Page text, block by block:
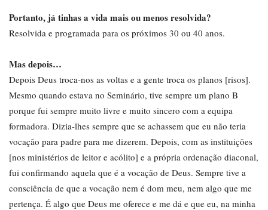
Portanto, já tinhas a vida mais ou menos resolvida?
Resolvida e programada para os próximos 30 ou 40 anos.
Mas depois…
Depois Deus troca-nos as voltas e a gente troca os planos [risos].
Mesmo quando estava no Seminário, tive sempre um plano B
porque fui sempre muito livre e muito sincero com a equipa
formadora. Dizia-lhes sempre que se achassem que eu não teria
vocação para padre para me dizerem. Depois, com as instituições
[nos ministérios de leitor e acólito] e a própria ordenação diaconal,
fui confirmando aquela que é a vocação de Deus. Sempre tive a
consciência de que a vocação nem é dom meu, nem algo que me
pertença. É algo que Deus me oferece e me dá e que eu, na minha